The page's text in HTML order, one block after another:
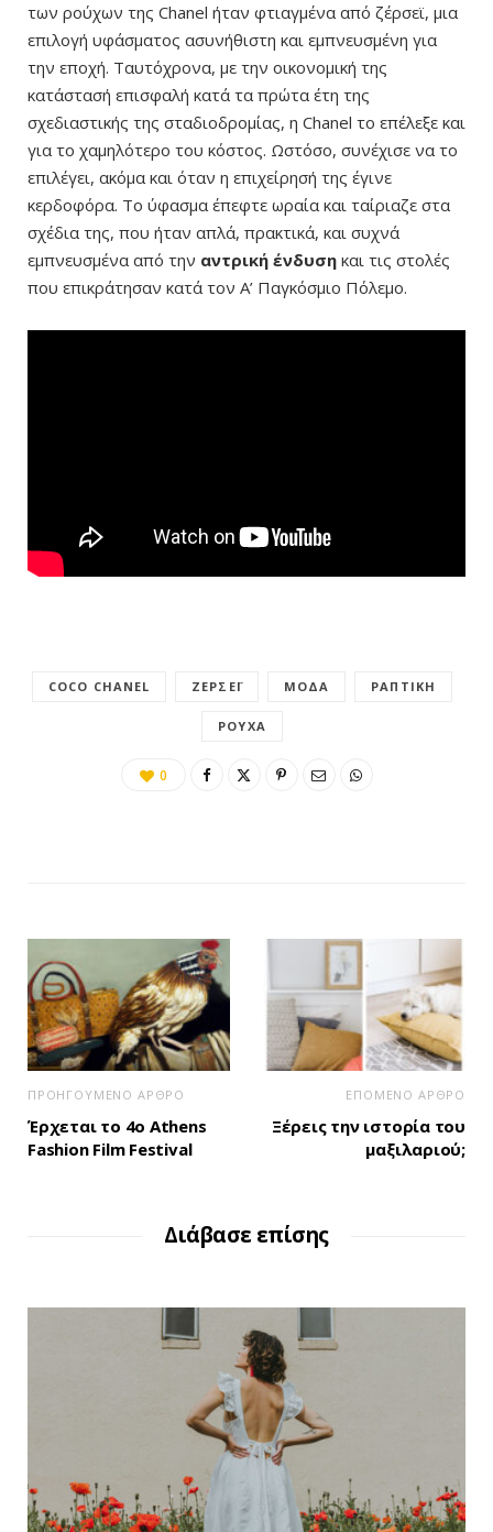
των ρούχων της Chanel ήταν φτιαγμένα από ζέρσεϊ, μια
επιλογή υφάσματος ασυνήθιστη και εμπνευσμένη για
την εποχή. Ταυτόχρονα, με την οικονομική της
κατάστασή επισφαλή κατά τα πρώτα έτη της
σχεδιαστικής της σταδιοδρομίας, η Chanel το επέλεξε και
για το χαμηλότερο του κόστος. Ωστόσο, συνέχισε να το
επιλέγει, ακόμα και όταν η επιχείρησή της έγινε
κερδοφόρα. Το ύφασμα έπεφτε ωραία και ταίριαζε στα
σχέδια της, που ήταν απλά, πρακτικά, και συχνά
εμπνευσμένα από την αντρική ένδυση και τις στολές
που επικράτησαν κατά τον Α’ Παγκόσμιο Πόλεμο.
COCO CHANEL ΖΈΡΣΕΪ ΜΌΔΑ ΡΑΠΤΙΚΉ
ΡΟΎΧΑ
0
ΠΡΟΗΓΟΥΜΕΝΟ ΑΡΘΡΟ
Έρχεται το 4ο Athens
Fashion Film Festival
ΕΠΟΜΕΝΟ ΑΡΘΡΟ
Ξέρεις την ιστορία του
μαξιλαριού;
Διάβασε επίσης